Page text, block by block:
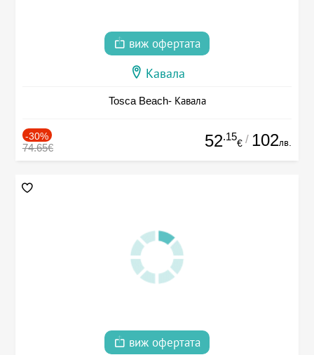
виж офертата
Кавала
Tosca Beach- Кавала
-30%
74.65€ 52.15
€ / 102лв.
виж офертата